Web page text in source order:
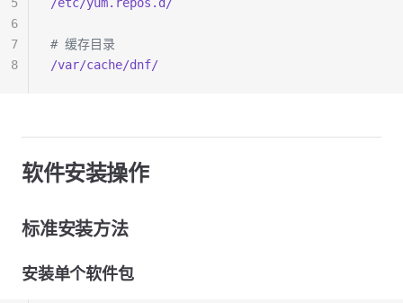
# 缓存目录
/var/cache/dnf/
6
7
8
软件安装操作
标准安装方法
安装单个软件包